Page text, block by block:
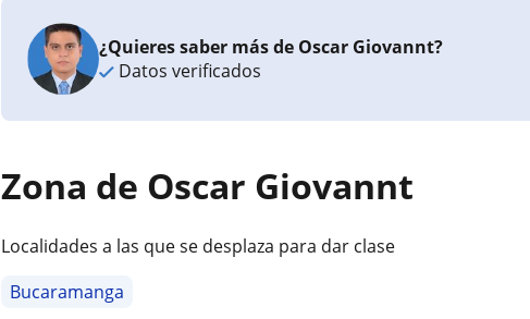
¿Quieres saber más de Oscar Giovannt?
Datos verificados
Zona de Oscar Giovannt
Localidades a las que se desplaza para dar clase
Bucaramanga